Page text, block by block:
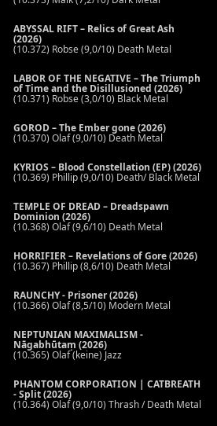
ABYSSAL RIFT – Relics of Great Ash
(2026)
(10.372) Robse (9,0/10) Death Metal
LABOR OF THE NEGATIVE – The Triumph
of Time and the Disillusioned (2026)
(10.371) Robse (3,0/10) Black Metal
GOROD – The Ember gone (2026)
(10.370) Olaf (9,0/10) Death Metal
KYRIOS – Blood Constellation (EP) (2026)
(10.369) Phillip (9,0/10) Death/ Black Metal
TEMPLE OF DREAD – Dreadspawn
Dominion (2026)
(10.368) Olaf (9,6/10) Death Metal
HORRIFIER – Revelations of Gore (2026)
(10.367) Phillip (8,6/10) Death Metal
RAUNCHY - Prisoner (2026)
(10.366) Olaf (8,5/10) Modern Metal
NEPTUNIAN MAXIMALISM -
Nāgabhūtaṃ (2026)
(10.365) Olaf (keine) Jazz
PHANTOM CORPORATION | CATBREATH
- Split (2026)
(10.364) Olaf (9,0/10) Thrash / Death Metal